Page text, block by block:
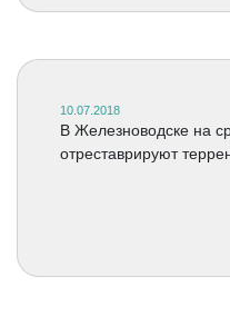
10.07.2018
В Железноводске на
отреставрируют